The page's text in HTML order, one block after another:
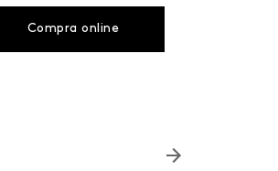
Compra online